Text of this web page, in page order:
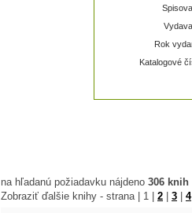
Rok
Katalogové
na hľadanú požiadavku nájdeno 306 knih
Zobraziť ďalšie knihy - strana | 1 2 3 4